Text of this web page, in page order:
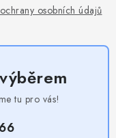
osobních údajů
tu pro vás!